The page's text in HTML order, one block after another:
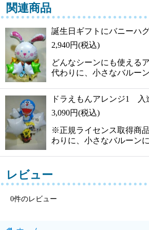
関連商品
誕生日ギフトにバニーハ
2,940円(税込)
どんなシーンにも使える
代わりに、小さなバルー
ドラえもんアレンジ1
3,090円(税込)
※正規ライセンス取得商
わりに、小さなバルーン
レビュー
0件のレビュー